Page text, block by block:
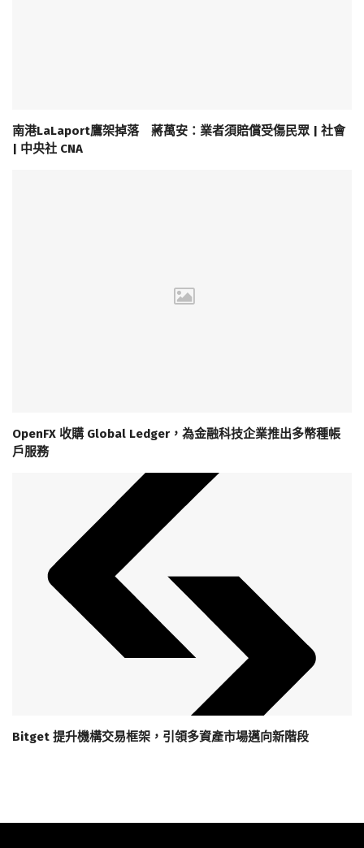
南港LaLaport鷹架掉落 蔣萬安：業者須賠償受傷民眾 | 社會
| 中央社 CNA
OpenFX 收購 Global Ledger，為金融科技企業推出多幣種帳
戶服務
Bitget 提升機構交易框架，引領多資產市場邁向新階段